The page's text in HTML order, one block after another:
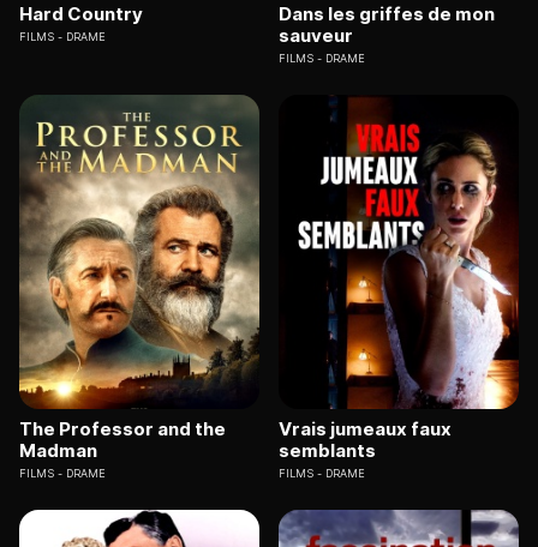
Hard Country
FILMS DRAME
Dans les griffes de mon
sauveur
FILMS DRAME
The Professor and the
Madman
FILMS DRAME
Vrais jumeaux faux
semblants
FILMS DRAME